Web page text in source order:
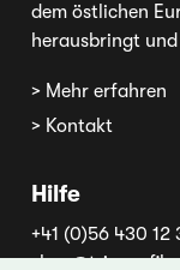
dem östlichen
herausbringt
> Mehr erfahren
> Kontakt
Hilfe
+41 (0)56 430 12
shop@trigon-